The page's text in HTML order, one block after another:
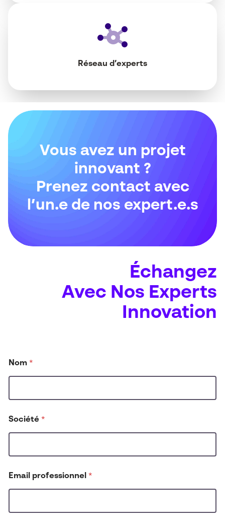
Réseau d’experts
Vous avez un projet
innovant ?
Prenez contact avec
l’un.e de nos expert.e.s
Échangez
Avec Nos Experts
Innovation
Nom *
Société *
a
v
Email professionnel *